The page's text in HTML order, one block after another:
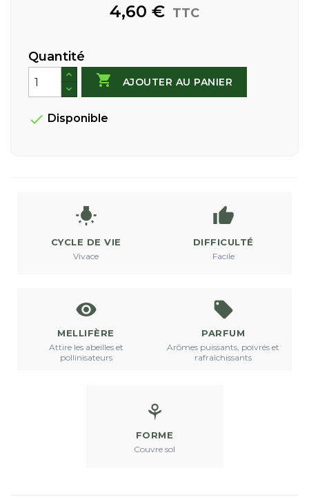
4,60 € TTC
Quantité
 AJOUTER AU PANIER
 Disponible

CYCLE DE VIE
Vivace

DIFFICULTÉ
Facile

MELLIFÈRE
Attire les abeilles et
pollinisateurs

PARFUM
Arômes puissants, poivrés et
rafraîchissants
⚘
FORME
Couvre sol